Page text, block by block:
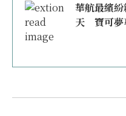
華航最繽
天 寶可夢